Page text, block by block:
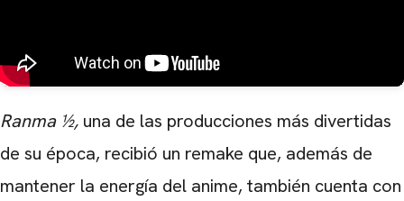
Ranma ½, una de las producciones más divertidas
de su época, recibió un remake que, además de
mantener la energía del anime, también cuenta con